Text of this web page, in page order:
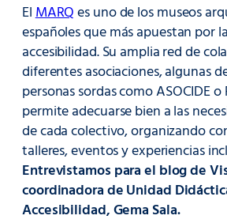
ElMARQes uno de los museos
españoles que más apuestan por
accesibilidad. Su amplia red de
diferentes asociaciones, algunas
personas sordas como ASOCIDE o
permite adecuarse bien a las
de cada colectivo, organizando
talleres, eventos y experiencias
Entrevistamos para el blog de
coordinadora de Unidad
Accesibilidad, Gema Sala.